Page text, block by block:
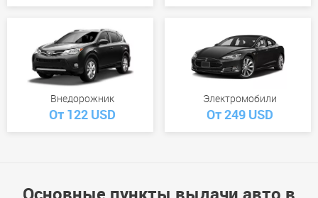
Внедорожник
От 122 USD
Электромобили
От 249 USD